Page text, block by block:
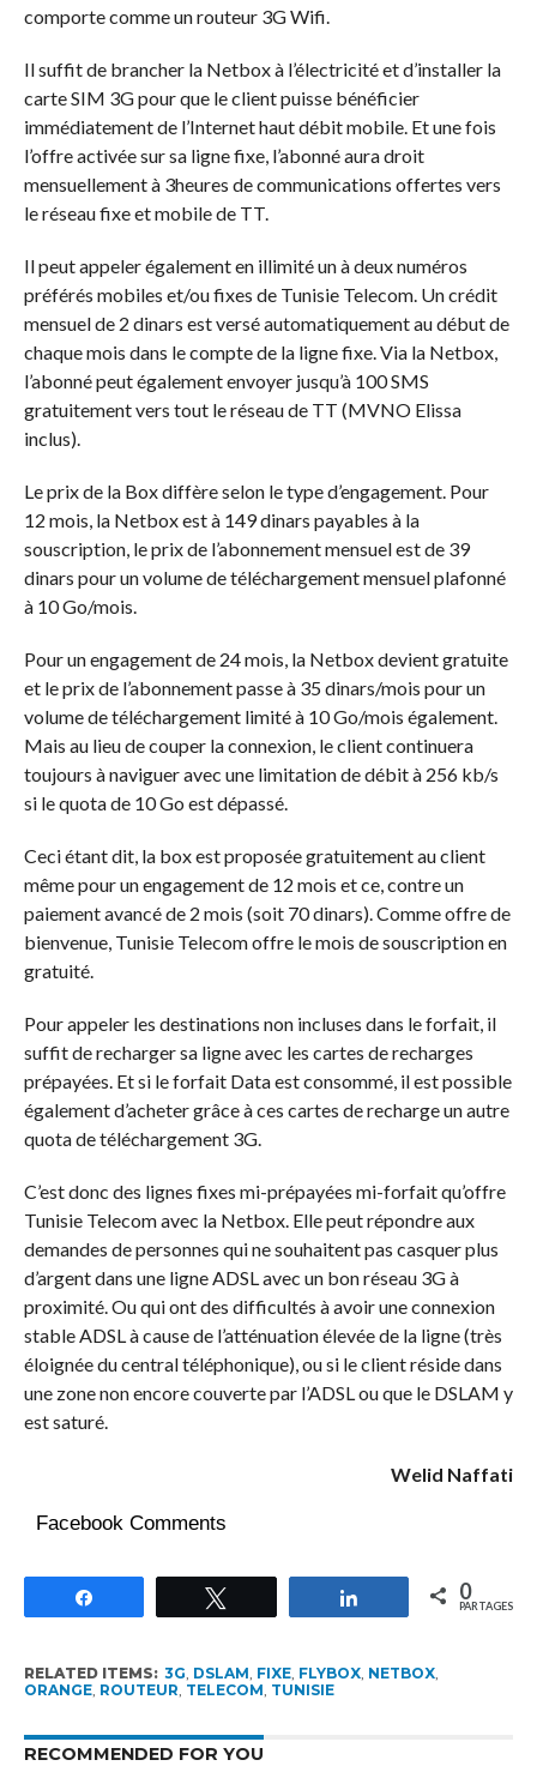
comporte comme un routeur 3G Wifi.
Il suffit de brancher la Netbox à l’électricité et d’installer la
carte SIM 3G pour que le client puisse bénéficier
immédiatement de l’Internet haut débit mobile. Et une fois
l’offre activée sur sa ligne fixe, l’abonné aura droit
mensuellement à 3heures de communications offertes vers
le réseau fixe et mobile de TT.
Il peut appeler également en illimité un à deux numéros
préférés mobiles et/ou fixes de Tunisie Telecom. Un crédit
mensuel de 2 dinars est versé automatiquement au début de
chaque mois dans le compte de la ligne fixe. Via la Netbox,
l’abonné peut également envoyer jusqu’à 100 SMS
gratuitement vers tout le réseau de TT (MVNO Elissa
inclus).
Le prix de la Box diffère selon le type d’engagement. Pour
12 mois, la Netbox est à 149 dinars payables à la
souscription, le prix de l’abonnement mensuel est de 39
dinars pour un volume de téléchargement mensuel plafonné
à 10 Go/mois.
Pour un engagement de 24 mois, la Netbox devient gratuite
et le prix de l’abonnement passe à 35 dinars/mois pour un
volume de téléchargement limité à 10 Go/mois également.
Mais au lieu de couper la connexion, le client continuera
toujours à naviguer avec une limitation de débit à 256 kb/s
si le quota de 10 Go est dépassé.
Ceci étant dit, la box est proposée gratuitement au client
même pour un engagement de 12 mois et ce, contre un
paiement avancé de 2 mois (soit 70 dinars). Comme offre de
bienvenue, Tunisie Telecom offre le mois de souscription en
gratuité.
Pour appeler les destinations non incluses dans le forfait, il
suffit de recharger sa ligne avec les cartes de recharges
prépayées. Et si le forfait Data est consommé, il est possible
également d’acheter grâce à ces cartes de recharge un autre
quota de téléchargement 3G.
C’est donc des lignes fixes mi-prépayées mi-forfait qu’offre
Tunisie Telecom avec la Netbox. Elle peut répondre aux
demandes de personnes qui ne souhaitent pas casquer plus
d’argent dans une ligne ADSL avec un bon réseau 3G à
proximité. Ou qui ont des difficultés à avoir une connexion
stable ADSL à cause de l’atténuation élevée de la ligne (très
éloignée du central téléphonique), ou si le client réside dans
une zone non encore couverte par l’ADSL ou que le DSLAM y
est saturé.
Welid Naffati
Facebook Comments
Partagez 0
PARTAGES
RELATED ITEMS: 3G DSLAM FIXE, FLYBOX, NETBOX,
ORANGE, ROUTEUR TELECOM TUNISIE
RECOMMENDED FOR YOU